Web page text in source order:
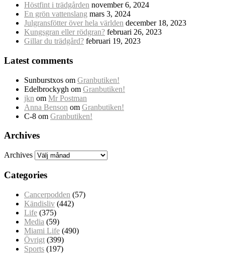
Höstfint i trädgården november 6, 2024
En grön vattenslang mars 3, 2024
Julgransfötter över hela världen december 18, 2023
Kungsgran eller rödgran? februari 26, 2023
Gillar du trädgård? februari 19, 2023
Latest comments
Sunburstxos om Granbutiken!
Edelbrockygh om Granbutiken!
jkn om Mr Postman
Anna Benson om Granbutiken!
C-8 om Granbutiken!
Archives
Archives
Categories
Cancerpodden (57)
Kändisliv (442)
Life (375)
Media (59)
Miami Life (490)
Övrigt (399)
Sports (197)